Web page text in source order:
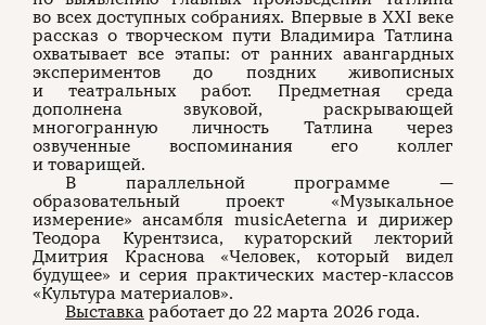
во всех доступных собраниях. Впервые в XXI веке
рассказ о творческом пути Владимира Татлина
охватывает все этапы: от ранних авангардных
экспериментов до поздних живописных
и театральных работ. Предметная среда
дополнена звуковой, раскрывающей
многогранную личность Татлина через
озвученные воспоминания его коллег
и товарищей.
В параллельной программе —
образовательный проект «Музыкальное
измерение» ансамбля musicAeterna и дирижер
Теодора Курентзиса, кураторский лекторий
Дмитрия Краснова «Человек, который видел
будущее» и серия практических мастер-классов
«Культура материалов».
Выставка работает до 22 марта 2026 года.